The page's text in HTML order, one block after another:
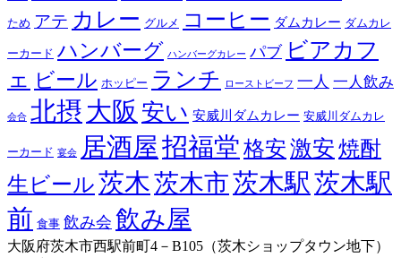
ため アテ カレー グルメ コーヒー ダムカレー ダムカレ
ーカード ハンバーグ ハンバーグカレー パブ ビアカフ
ェ ビール ホッピー ランチ ローストビーフ 一人 一人飲み
会合 北摂 大阪 安い 安威川ダムカレー 安威川ダムカレ
ーカード 宴会 居酒屋招福堂格安激安焼酎
生ビール茨木茨木市茨木駅 茨木駅
前 食事 飲み会 飲み屋
大阪府茨木市西駅前町4－B105（茨木ショップタウン地下）